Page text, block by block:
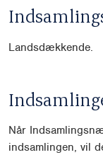
Landsdækkende.
Når
indsamlingen, vil